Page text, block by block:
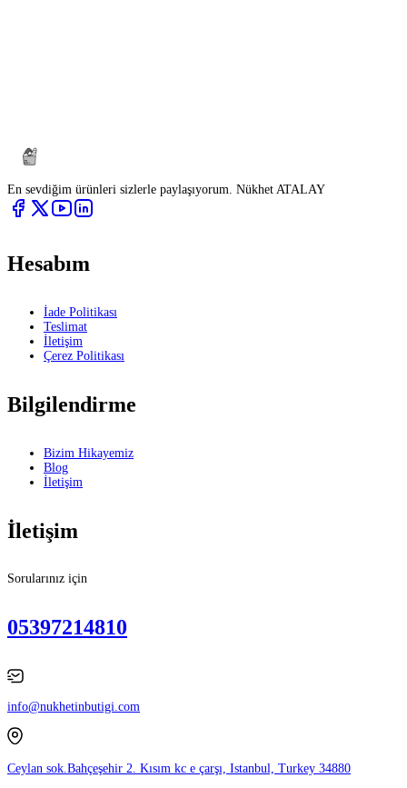
En sevdiğim ürünleri sizlerle paylaşıyorum. Nükhet ATALAY
Hesabım
İade Politikası
Teslimat
İletişim
Çerez Politikası
Bilgilendirme
Bizim Hikayemiz
Blog
İletişim
İletişim
Sorularınız için
05397214810
info@nukhetinbutigi.com
Ceylan sok.Bahçeşehir 2. Kısım kc e çarşı, Istanbul, Turkey 34880